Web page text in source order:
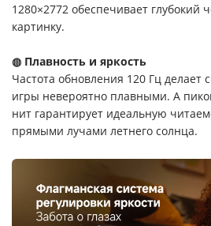
1280×2772 обеспечивает
картинку.
◍ Плавность и яркость
Частота обновления 120 Гц делает
игры невероятно плавными. А
нит гарантирует идеальную
прямыми лучами летнего солнца.